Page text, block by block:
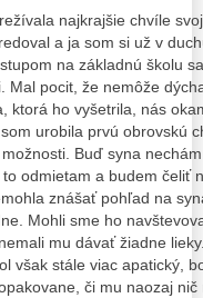
najkrajšie chvíle
a ja som si už v
na základnú školu
Mal pocit, že nemôže
ktorá ho vyšetrila, nás
urobila prvú obrovskú
Buď syna
odmietam a budem čeliť
znášať pohľad na
Mohli sme ho
mu dávať žiadne
však stále viac apatický,
či mu naozaj